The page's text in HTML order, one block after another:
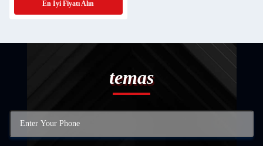
En İyi Fiyatı Alın
temas